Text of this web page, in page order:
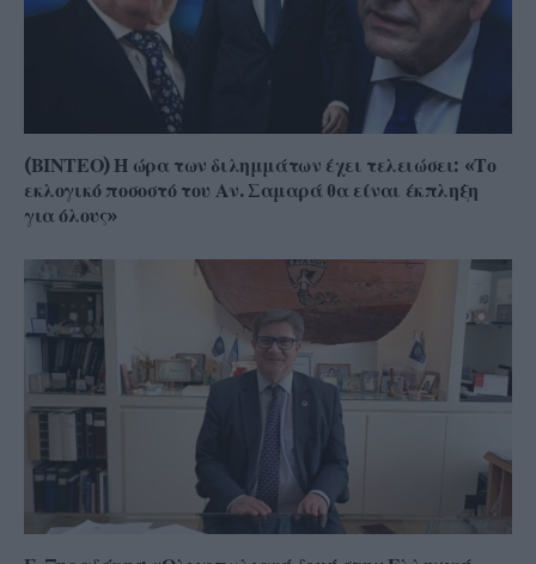
(ΒΙΝΤΕΟ) Η ώρα των διλημμάτων έχει τελειώσει: «Το
εκλογικό ποσοστό του Αν. Σαμαρά θα είναι έκπληξη
για όλους»